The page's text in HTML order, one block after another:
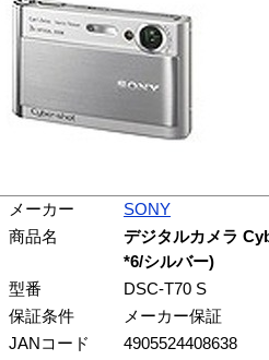
メーカー
SONY
商品名
デジタルカメラ
*6/シルバー)
型番
DSC-T70 S
保証条件
メーカー保証
JANコード
4905524408638